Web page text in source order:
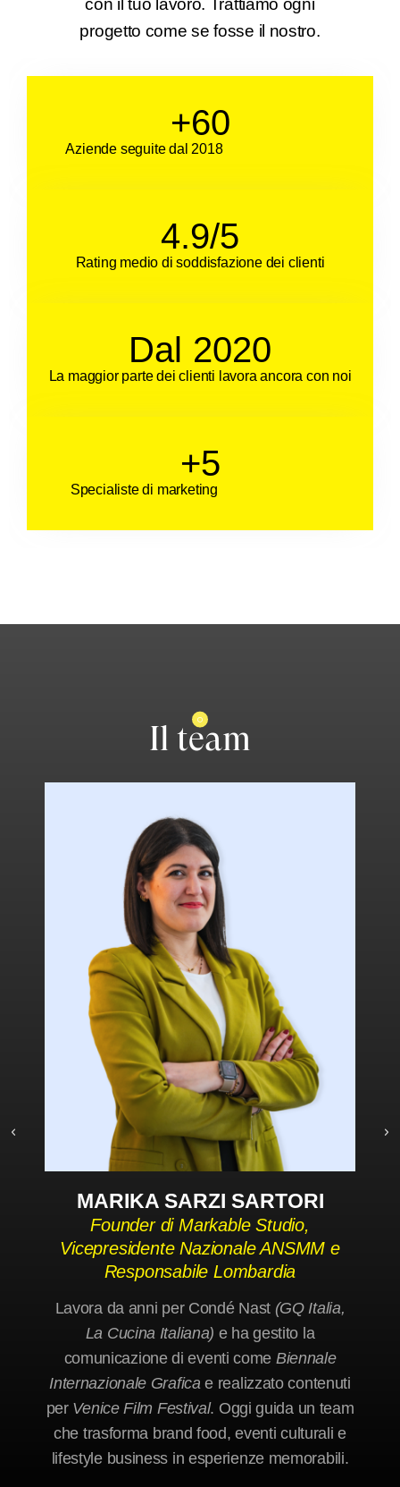
con il tuo lavoro. Trattiamo ogni
progetto come se fosse il nostro.
+60
Aziende seguite dal 2018
4.9/5
Rating medio di soddisfazione dei clienti
Dal 2020
La maggior parte dei clienti lavora ancora con noi
+5
Specialiste di marketing
Il team
MARIKA SARZI SARTORI
Founder di Markable Studio,
Vicepresidente Nazionale ANSMM e
Responsabile Lombardia
Lavora da anni per Condé Nast (GQ Italia,
La Cucina Italiana) e ha gestito la
comunicazione di eventi come Biennale
Internazionale Graficae realizzato contenuti
per Venice Film Festival. Oggi guida un team
che trasforma brand food, eventi culturali e
lifestyle business in esperienze memorabili.